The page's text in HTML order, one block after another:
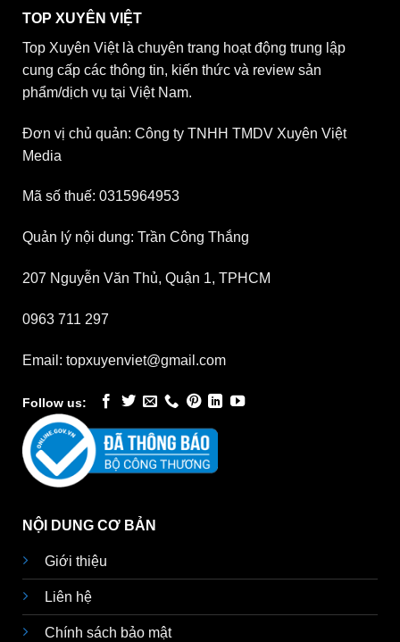
TOP XUYÊN VIỆT
Top Xuyên Việt là chuyên trang hoạt động trung lập
cung cấp các thông tin, kiến thức và review sản
phẩm/dịch vụ tại Việt Nam.
Đơn vị chủ quản: Công ty TNHH TMDV Xuyên Việt
Media
Mã số thuế: 0315964953
Quản lý nội dung: Trần Công Thắng
207 Nguyễn Văn Thủ, Quận 1, TPHCM
0963 711 297
Email: topxuyenviet@gmail.com
Follow us:
NỘI DUNG CƠ BẢN
Giới thiệu
Liên hệ
Chính sách bảo mật